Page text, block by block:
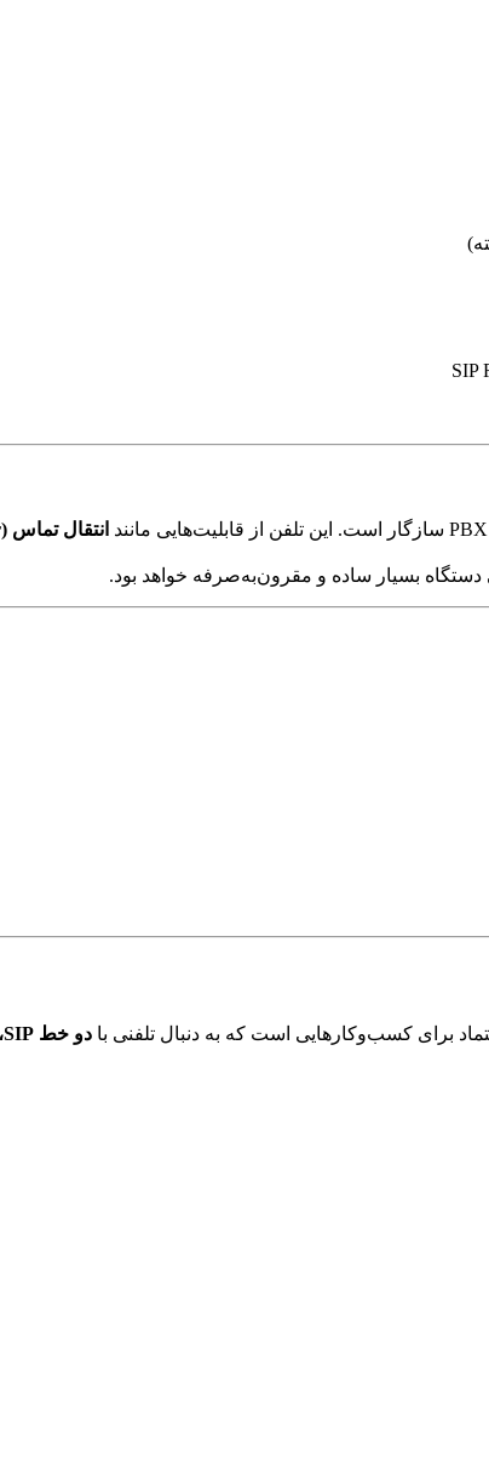
انتقال تماس (Call Transfer)
بسیار ساده و مقرون‌به‌صرفه خواهد بود.
برای کسب‌وکارهایی است که به دنبال تلفنی با دو خط SIP، کیفیت صدای بالا و کاربری آسان